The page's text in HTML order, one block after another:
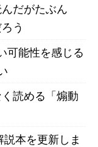
だがたぶん
う
可能性を感じる
読める「煽動
本を更新しま